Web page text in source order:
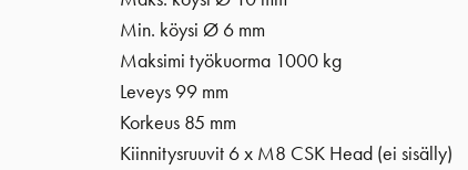
Min. köysi Ø 6 mm
Maksimi työkuorma 1000 kg
Leveys 99 mm
Korkeus 85 mm
Kiinnitysruuvit 6 x M8 CSK Head (ei sisälly)